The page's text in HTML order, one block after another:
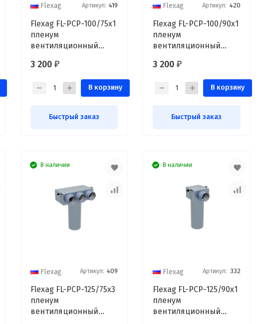
Flexag Артикул: 419
Flexag FL-PCP-100/75x1
пленум
вентиляционный
1 выход FLD
3 200 ₽
В корзину
Быстрый заказ
Flexag Артикул: 420
Flexag FL-PCP-100/90x1
пленум
вентиляционный
выход FLD
3 200 ₽
В корзину
Быстрый заказ
В наличии
Flexag Артикул: 409
Flexag FL-PCP-125/75x3
пленум
вентиляционный
В наличии
Flexag Артикул: 332
Flexag FL-PCP-125/90x1
пленум
вентиляционный